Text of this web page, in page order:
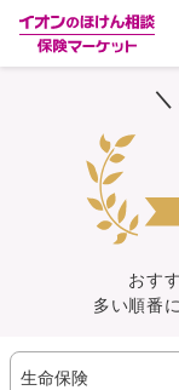
イ
おす
多い順番